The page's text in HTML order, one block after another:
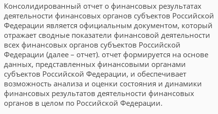
Консолидированный отчет о финансовых результатах
деятельности финансовых органов субъектов Российской
Федерации является официальным документом, который
отражает сводные показатели финансовой деятельности
всех финансовых органов субъектов Российской
Федерации (далее – отчет). отчет формируется на основе
данных, представленных финансовыми органами
субъектов Российской Федерации, и обеспечивает
возможность анализа и оценки состояния и динамики
финансовых результатов деятельности финансовых
органов в целом по Российской Федерации.